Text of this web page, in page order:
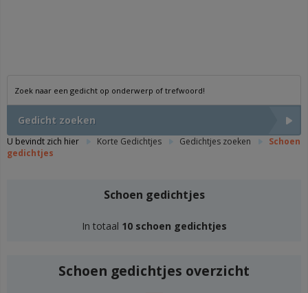
Gedicht zoeken
U bevindt zich hier Korte Gedichtjes Gedichtjes zoeken
Schoen
gedichtjes
Schoen gedichtjes
In totaal 10 schoen gedichtjes
Schoen gedichtjes overzicht